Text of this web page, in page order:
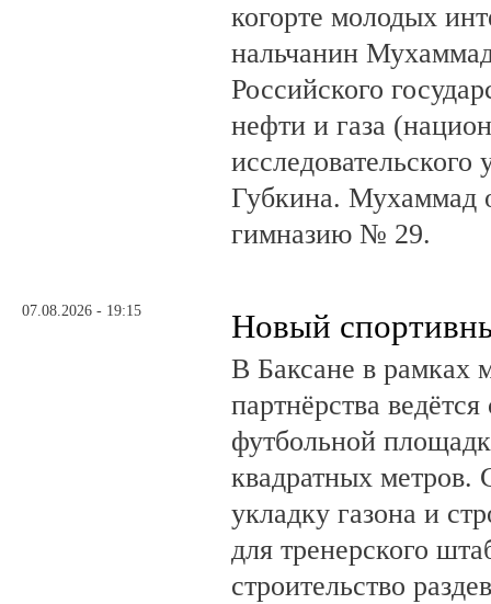
когорте молодых
нальчанин
Российского
нефти и газа
Губкина. Мухаммад
гимназию № 29.
07.08.2026 - 19:15 Новый
В Баксане в рамках
партнёрства
футбольной
квадратных метров.
укладку газона и
для тренерского
строительство